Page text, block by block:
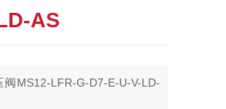
AS
MS12-LFR-G-D7-E-U-V-LD-